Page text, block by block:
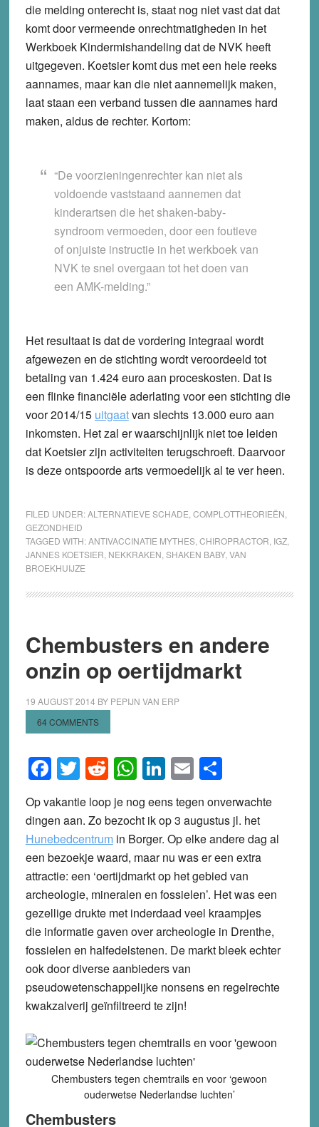
die melding onterecht is, staat nog niet vast dat dat
komt door vermeende onrechtmatigheden in het
Werkboek Kindermishandeling dat de NVK heeft
uitgegeven. Koetsier komt dus met een hele reeks
aannames, maar kan die niet aannemelijk maken,
laat staan een verband tussen die aannames hard
maken, aldus de rechter. Kortom:
“De voorzieningenrechter kan niet als
voldoende vaststaand aannemen dat
kinderartsen die het shaken-baby-
syndroom vermoeden, door een foutieve
of onjuiste instructie in het werkboek van
NVK te snel overgaan tot het doen van
een AMK-melding.”
Het resultaat is dat de vordering integraal wordt
afgewezen en de stichting wordt veroordeeld tot
betaling van 1.424 euro aan proceskosten. Dat is
een flinke financiële aderlating voor een stichting die
voor 2014/15 uitgaatvan slechts 13.000 euro aan
inkomsten. Het zal er waarschijnlijk niet toe leiden
dat Koetsier zijn activiteiten terugschroeft. Daarvoor
is deze ontspoorde arts vermoedelijk al te ver heen.
FILED UNDER:ALTERNATIEVE SCHADE COMPLOTTHEORIEËN
GEZONDHEID
TAGGED WITH:ANTIVACCINATIE MYTHES, CHIROPRACTOR IGZ,
JANNES KOETSIER NEKKRAKEN SHAKEN BABY, VAN
BROEKHUIJZE
Chembusters en andere
onzin op oertijdmarkt
19 AUGUST 2014 BY PEPIJN VAN ERP
64 COMMENTS
Facebook
Twitter
Reddit
WhatsApp
LinkedIn
EmailShare
Op vakantie loop je nog eens tegen onverwachte
dingen aan. Zo bezocht ik op 3 augustus jl. het
Hunebedcentrumin Borger. Op elke andere dag al
een bezoekje waard, maar nu was er een extra
attractie: een ‘oertijdmarkt op het gebied van
archeologie, mineralen en fossielen’. Het was een
gezellige drukte met inderdaad veel kraampjes
die informatie gaven over archeologie in Drenthe,
fossielen en halfedelstenen. De markt bleek echter
ook door diverse aanbieders van
pseudowetenschappelijke nonsens en regelrechte
kwakzalverij geïnfiltreerd te zijn!
Chembusters tegen chemtrails en voor ‘gewoon
ouderwetse Nederlandse luchten’
Chembusters